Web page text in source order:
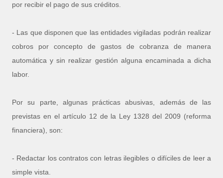
por recibir el pago de sus créditos.
- Las que disponen que las entidades vigiladas podrán realizar
cobros por concepto de gastos de cobranza de manera
automática y sin realizar gestión alguna encaminada a dicha
labor.
Por su parte, algunas prácticas abusivas, además de las
previstas en el artículo 12 de la Ley 1328 del 2009 (reforma
financiera), son:
- Redactar los contratos con letras ilegibles o difíciles de leer a
simple vista.